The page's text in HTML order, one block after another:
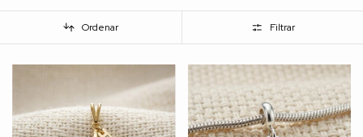
Ordenar Filtrar